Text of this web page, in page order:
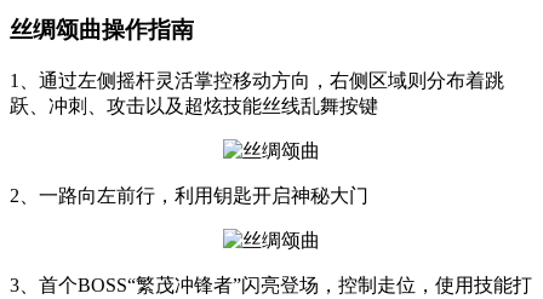
丝绸颂曲操作指南
1、通过左侧摇杆灵活掌控移动方向，右侧区域则分布着跳
跃、冲刺、攻击以及超炫技能丝线乱舞按键
2、一路向左前行，利用钥匙开启神秘大门
3、首个BOSS“繁茂冲锋者”闪亮登场，控制走位，使用技能打